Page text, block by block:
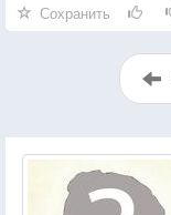
Сохранить